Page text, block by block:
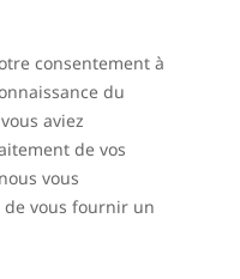
consentement à
du
aviez
de vos
vous
de vous fournir un